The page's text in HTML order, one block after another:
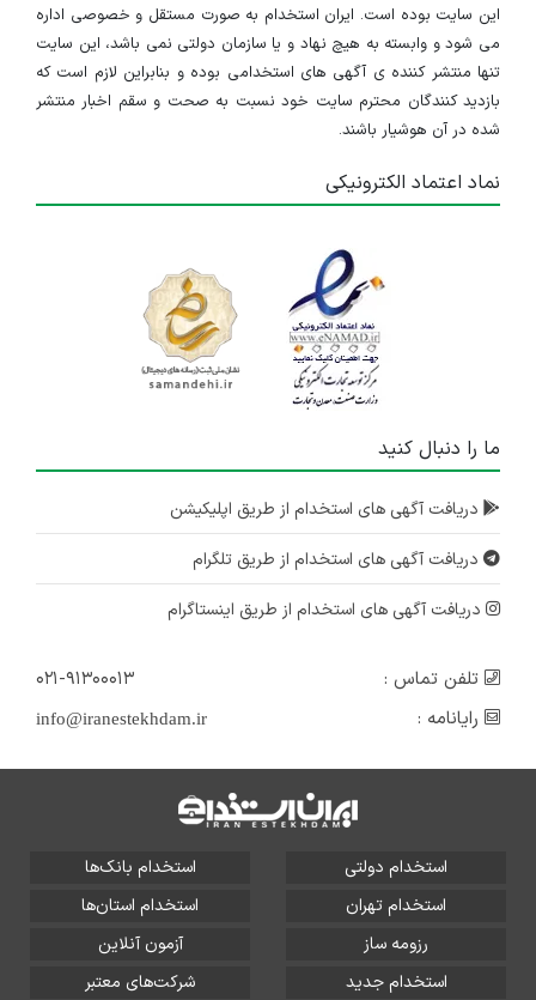
این سایت بوده است. ایران استخدام به صورت مستقل و خصوصی اداره
می شود و وابسته به هیچ نهاد و یا سازمان دولتی نمی باشد، این سایت
تنها منتشر کننده ی آگهی های استخدامی بوده و بنابراین لازم است که
بازدید کنندگان محترم سایت خود نسبت به صحت و سقم اخبار منتشر
شده در آن هوشیار باشند.
نماد اعتماد الکترونیکی
ما را دنبال کنید
دریافت آگهی های استخدام از طریق اپلیکیشن
دریافت آگهی های استخدام از طریق تلگرام
دریافت آگهی های استخدام از طریق اینستاگرام
تلفن تماس :
۰۲۱-۹۱۳۰۰۰۱۳
رایانامه :
info@iranestekhdam.ir
استخدام دولتی
استخدام بانک‌ها
استخدام تهران
استخدام استان‌ها
رزومه ساز
آزمون آنلاین
استخدام جدید
شرکت‌های معتبر